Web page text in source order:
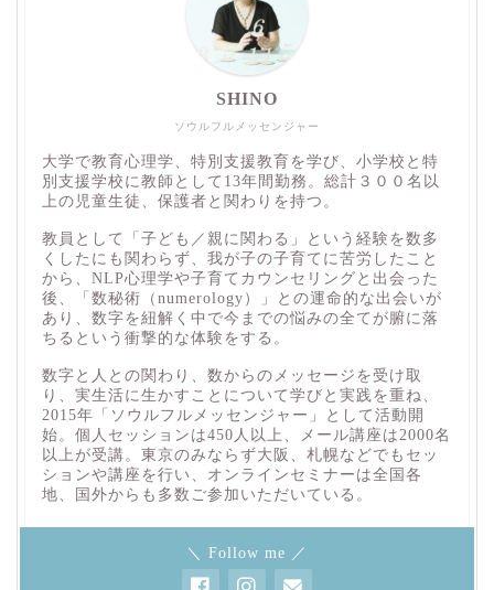
ソウルフルメッセンジャー
SHINO
大学で教育心理学、特別支援教育を学び、小学校と特
別支援学校に教師として13年間勤務。総計３００名以
上の児童生徒、保護者と関わりを持つ。
教員として「子ども／親に関わる」という経験を数多
くしたにも関わらず、我が子の子育てに苦労したこと
から、NLP心理学や子育てカウンセリングと出会った
後、「数秘術（numerology）」との運命的な出会いが
あり、数字を紐解く中で今までの悩みの全てが腑に落
ちるという衝撃的な体験をする。
数字と人との関わり、数からのメッセージを受け取
り、実生活に生かすことについて学びと実践を重ね、
2015年「ソウルフルメッセンジャー」として活動開
始。個人セッションは450人以上、メール講座は2000名
以上が受講。東京のみならず大阪、札幌などでもセッ
ションや講座を行い、オンラインセミナーは全国各
地、国外からも多数ご参加いただいている。
＼ Follow me ／